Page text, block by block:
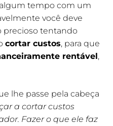
tempo com um
você deve
precioso tentando
cortar custos, para que
rentável,
lhe passe pela cabeça
a cortar custos
Fazer o que ele faz